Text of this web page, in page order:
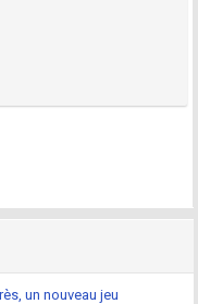
un nouveau jeu